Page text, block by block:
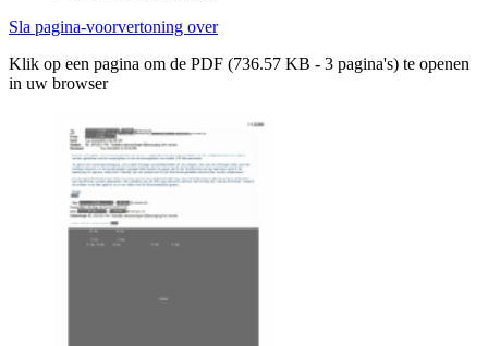
Sla pagina-voorvertoning over
Klik op een pagina om de PDF (736.57 KB - 3 pagina's) te openen
in uw browser